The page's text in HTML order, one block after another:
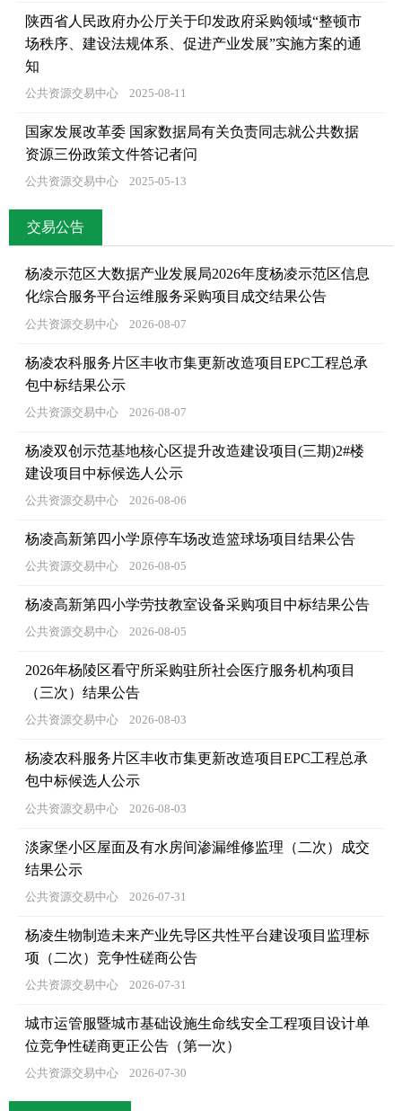
陕西省人民政府办公厅关于印发政府采购领域“整顿市
场秩序、建设法规体系、促进产业发展”实施方案的通
知
公共资源交易中心 2025-08-11
国家发展改革委 国家数据局有关负责同志就公共数据
资源三份政策文件答记者问
公共资源交易中心 2025-05-13
交易公告
杨凌示范区大数据产业发展局2026年度杨凌示范区信息
化综合服务平台运维服务采购项目成交结果公告
公共资源交易中心 2026-08-07
杨凌农科服务片区丰收市集更新改造项目EPC工程总承
包中标结果公示
公共资源交易中心 2026-08-07
杨凌双创示范基地核心区提升改造建设项目(三期)2#楼
建设项目中标候选人公示
公共资源交易中心 2026-08-06
杨凌高新第四小学原停车场改造篮球场项目结果公告
公共资源交易中心 2026-08-05
杨凌高新第四小学劳技教室设备采购项目中标结果公告
公共资源交易中心 2026-08-05
2026年杨陵区看守所采购驻所社会医疗服务机构项目
（三次）结果公告
公共资源交易中心 2026-08-03
杨凌农科服务片区丰收市集更新改造项目EPC工程总承
包中标候选人公示
公共资源交易中心 2026-08-03
淡家堡小区屋面及有水房间渗漏维修监理（二次）成交
结果公示
公共资源交易中心 2026-07-31
杨凌生物制造未来产业先导区共性平台建设项目监理标
项（二次）竞争性磋商公告
公共资源交易中心 2026-07-31
城市运管服暨城市基础设施生命线安全工程项目设计单
位竞争性磋商更正公告（第一次）
公共资源交易中心 2026-07-30